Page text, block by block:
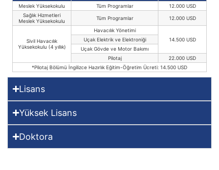
Meslek Yüksekokulu
Tüm Programlar
12.000 USD
Sağlık Hizmetleri
Meslek Yüksekokulu
Tüm Programlar 12.000 USD
Sivil Havacılık
Yüksekokulu (4 yıllık)
Havacılık Yönetimi
14.500 USD
Uçak Elektrik ve Elektroniği
Uçak Gövde ve Motor Bakımı
Pilotaj
22.000 USD
*Pilotaj Bölümü İngilizce Hazırlık Eğitim-Öğretim Ücreti: 14.500 USD
Lisans
Yüksek Lisans
Doktora